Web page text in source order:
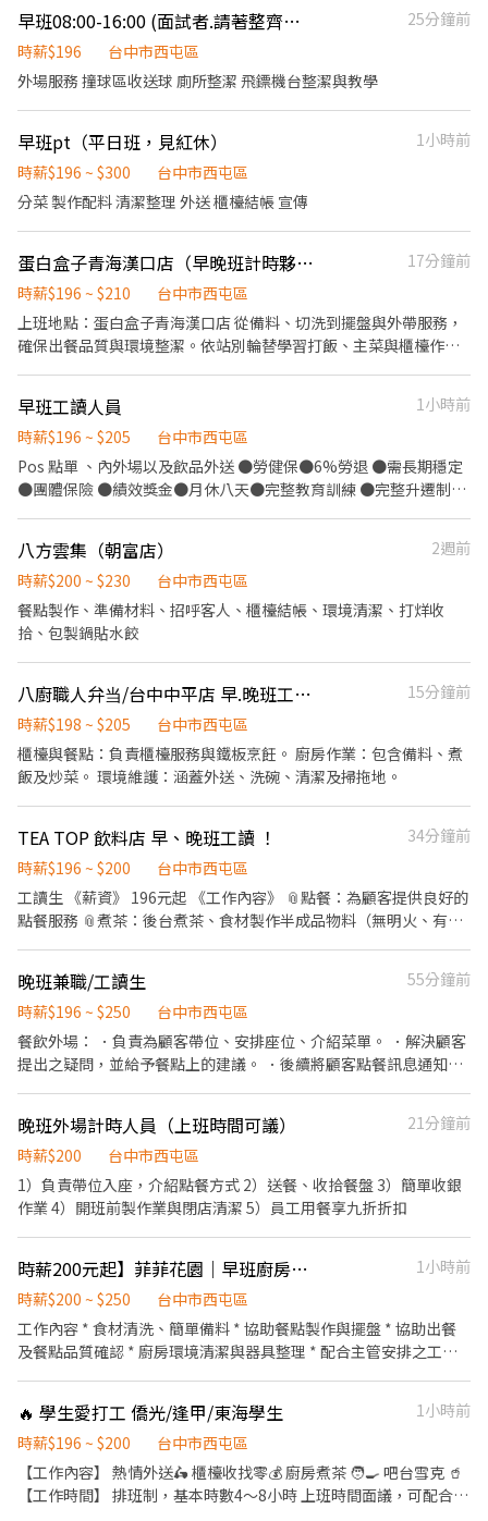
檢定調薪、每年優良、資深員工頒發純金金幣並公開表揚。 ●職涯
發展免煩惱 年展店30家升遷快、海外派駐工作機會。 ●休閒工作都
並重 休閒活動補助及獎勵金(公司自辦三鐵、長泳、路跑、馬拉松
餐、消費9折優惠、員工購物、特約商店折扣*、天災出勤交通補
助、急難救助金*。 ●獎勵好學的夥伴 進修補助、在學員工獎學
6%。 ●健康全為你把關 駐點醫生健康諮詢、員工免費健檢。 *依職
等有所區別
早班08:00-16:00 (面試者.請著整齊服裝）
25分鐘前
時薪$196
台中市西屯區
外場服務 撞球區收送球 廁所整潔 飛鏢機台整潔與教學
早班pt（平日班，見紅休）
1小時前
時薪$196 ~ $300
台中市西屯區
分菜 製作配料 清潔整理 外送 櫃檯結帳 宣傳
蛋白盒子青海漢口店（早晚班計時夥伴）
17分鐘前
時薪$196 ~ $210
台中市西屯區
上班地點：蛋白盒子青海漢口店 從備料、切洗到擺盤與外帶服務，
確保出餐品質與環境整潔。依站別輪替學習打飯、主菜與櫃檯作
早班工讀人員
1小時前
時薪$196 ~ $205
台中市西屯區
Pos 點單 、內外場以及飲品外送 ●勞健保●6%勞退 ●需長期穩定
●團體保險 ●績效獎金●月休八天●完整教育訓練 ●完整升遷制度
八方雲集（朝富店）
2週前
時薪$200 ~ $230
台中市西屯區
餐點製作、準備材料、招呼客人、櫃檯結帳、環境清潔、打烊收
拾、包製鍋貼水餃
八廚職人弁当/台中中平店 早.晚班工讀生，全天班人員
15分鐘前
時薪$198 ~ $205
台中市西屯區
櫃檯與餐點：負責櫃檯服務與鐵板烹飪。 廚房作業：包含備料、煮
飯及炒菜。 環境維護：涵蓋外送、洗碗、清潔及掃拖地。
TEA TOP 飲料店 早、晚班工讀 ！
34分鐘前
時薪$196 ~ $200
台中市西屯區
工讀生 《薪資》 196元起 《工作內容》 📎點餐：為顧客提供良好的
點餐服務 📎煮茶：後台煮茶、食材製作半成品物料（無明火、有冷
依照課表做安排調整時薪196～210，依照工作表現調整薪資，依每
階段考核再調薪 📌不定期發放員工獎金和聚餐活動 📌基本、健保、
勞退一定會保，店裡更為你投保團保維護你的安全！ 《注意事項》
▶️階段性熟悉各個工作崗位 ▶️表現優異、業績達標會另外有獎金！
也可
晚班兼職/工讀生
55分鐘前
時薪$196 ~ $250
台中市西屯區
餐飲外場： ．負責為顧客帶位、安排座位、介紹菜單。 ．解決顧客
提出之疑問，並給予餐點上的建議。 ．後續將顧客點餐訊息通知廚
銀等工作。 餐飲內場： ．擔任廚師的助手，處理烹飪前與烹飪中之
準備工作與其他餐廳相關事務。 ．負責洗、剝、削、切各種食材。
．負責清理工作環境、設備和餐具。 ．準備不同餐點所需要的食
材。 ．協助測量食材的容量與重量。 ．負責擺盤、打包外帶服務。
晚班外場計時人員（上班時間可議）
21分鐘前
時薪$200
台中市西屯區
1）負責帶位入座，介紹點餐方式 2）送餐、收拾餐盤 3）簡單收銀
作業 4）開班前製作業與閉店清潔 5）員工用餐享九折折扣
時薪200元起】菲菲花園｜早班廚房工讀生｜供餐｜彈性排班｜歡迎學生、二度就業
1小時前
時薪$200 ~ $250
台中市西屯區
工作內容 * 食材清洗、簡單備料 * 協助餐點製作與擺盤 * 協助出餐
及餐點品質確認 * 廚房環境清潔與器具整理 * 配合主管安排之工作
習、配合團隊合作 * 具時間觀念，能長期配合者優先
🔥 學生愛打工 僑光/逢甲/東海學生
1小時前
時薪$196 ~ $200
台中市西屯區
【工作內容】 熱情外送🛵 櫃檯收找零💰 廚房煮茶 🧑‍🍳 吧台雪克 🥤
【工作時間】 排班制，基本時數4～8小時 上班時間面議，可配合課